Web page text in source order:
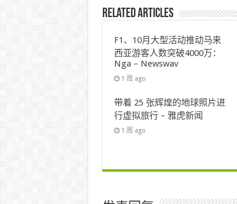
Related Articles
F1、10月大型活动推动马来
西亚游客人数突破4000万：
Nga – Newswav
1 周 ago
带着 25 张辉煌的地球照片进
行虚拟旅行 – 雅虎新闻
1 周 ago